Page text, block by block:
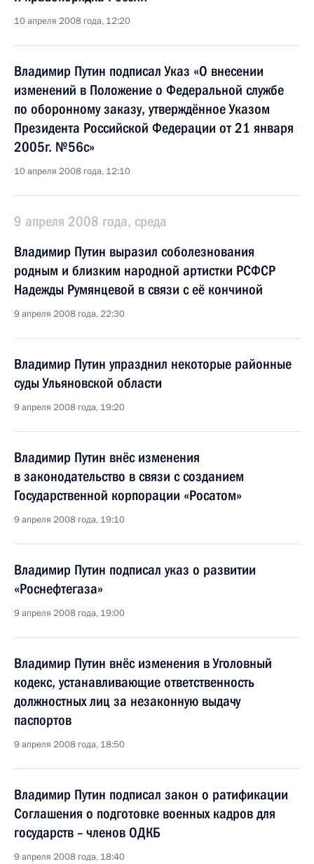
10 апреля 2008 года, 12:20
Владимир Путин подписал Указ «О внесении
изменений в Положение о Федеральной службе
по оборонному заказу, утверждённое Указом
Президента Российской Федерации от 21 января
2005г. №56с»
10 апреля 2008 года, 12:10
9 апреля 2008 года, среда
Владимир Путин выразил соболезнования
родным и близким народной артистки РСФСР
Надежды Румянцевой в связи с её кончиной
9 апреля 2008 года, 22:30
Владимир Путин упразднил некоторые районные
суды Ульяновской области
9 апреля 2008 года, 19:20
Владимир Путин внёс изменения
в законодательство в связи с созданием
Государственной корпорации «Росатом»
9 апреля 2008 года, 19:10
Владимир Путин подписал указ о развитии
«Роснефтегаза»
9 апреля 2008 года, 19:00
Владимир Путин внёс изменения в Уголовный
кодекс, устанавливающие ответственность
должностных лиц за незаконную выдачу
паспортов
9 апреля 2008 года, 18:50
Владимир Путин подписал закон о ратификации
Соглашения о подготовке военных кадров для
государств – членов ОДКБ
9 апреля 2008 года, 18:40